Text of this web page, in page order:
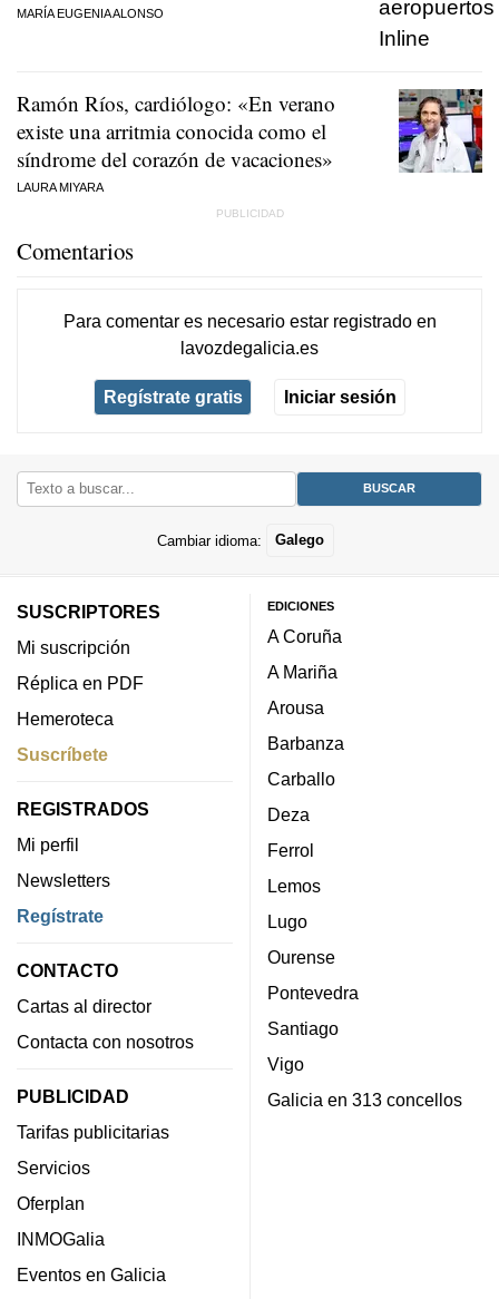
MARÍA EUGENIA ALONSO
Ramón Ríos, cardiólogo: «En verano
existe una arritmia conocida como el
síndrome del corazón de vacaciones»
LAURA MIYARA
Comentarios
Para comentar es necesario estar registradoen
lavozdegalicia.es
Regístrate gratis Iniciar sesión
Cambiar idioma: Galego
SUSCRIPTORES
Mi suscripción
Réplica en PDF
Hemeroteca
Suscríbete
REGISTRADOS
Mi perfil
Newsletters
Regístrate
CONTACTO
Cartas al director
Contacta con nosotros
PUBLICIDAD
Tarifas publicitarias
Servicios
Oferplan
INMOGalia
Eventos en Galicia
EDICIONES
A Coruña
A Mariña
Arousa
Barbanza
Carballo
Deza
Ferrol
Lemos
Lugo
Ourense
Pontevedra
Santiago
Vigo
Galicia en 313 concellos